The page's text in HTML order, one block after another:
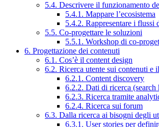
5.4. Descrivere il funzionamento
5.4.1. Mappare l’ecosistema
5.4.2. Rappresentare i flussi
5.5. Co-progettare le soluzioni
5.5.1. Workshop di co-
6. Progettazione dei contenuti
6.1. Cos’è il content design
6.2. Ricerca utente sui contenuti e
6.2.1. Content discovery
6.2.2. Dati di ricerca (search
6.2.3. Ricerca tramite
6.2.4. Ricerca sui forum
6.3. Dalla ricerca ai bisogni degli
6.3.1. User stories per